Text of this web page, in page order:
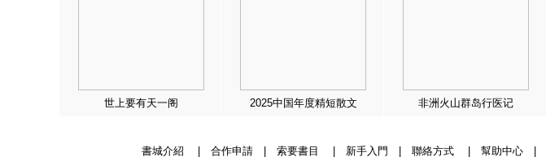
世上要有天一阁 2025中国年度精短散文 非洲火山群岛行医记
書城介紹 合作申請| 索要書目 新手入門 聯絡方式| 幫助中心|